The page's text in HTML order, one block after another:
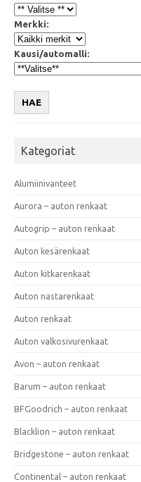
Merkki:
Kausi/automalli:
HAE
Kategoriat
Alumiinivanteet
Aurora – auton renkaat
Autogrip – auton renkaat
Auton kesärenkaat
Auton kitkarenkaat
Auton nastarenkaat
Auton renkaat
Auton valkosivurenkaat
Avon – auton renkaat
Barum – auton renkaat
BFGoodrich – auton renkaat
Blacklion – auton renkaat
Bridgestone – auton renkaat
Continental – auton renkaat